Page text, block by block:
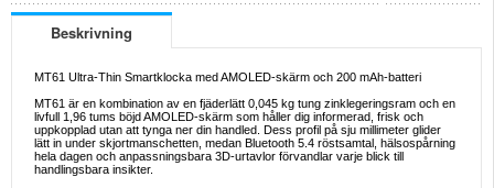
Beskrivning
MT61 Ultra-Thin Smartklocka med AMOLED-skärm och 200 mAh-batteri
MT61 är en kombination av en fjäderlätt 0,045 kg tung zinklegeringsram och en
livfull 1,96 tums böjd AMOLED-skärm som håller dig informerad, frisk och
uppkopplad utan att tynga ner din handled. Dess profil på sju millimeter glider
lätt in under skjortmanschetten, medan Bluetooth 5.4 röstsamtal, hälsospårning
hela dagen och anpassningsbara 3D-urtavlor förvandlar varje blick till
handlingsbara insikter.